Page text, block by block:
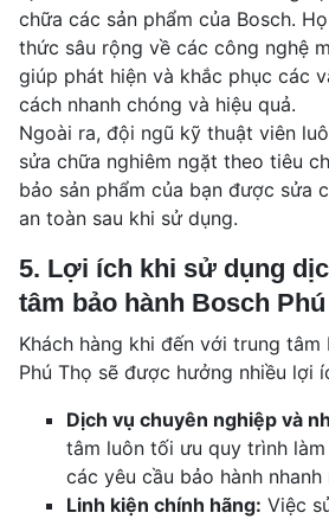
chữa các sản phẩm của Bosch.
thức sâu rộng về các công nghệ
giúp phát hiện và khắc phục các
cách nhanh chóng và hiệu quả.
Ngoài ra, đội ngũ kỹ thuật viên
sửa chữa nghiêm ngặt theo tiêu
bảo sản phẩm của bạn được sửa
an toàn sau khi sử dụng.
5. Lợi ích khi sử dụng
tâm bảo hành Bosch
Khách hàng khi đến với trung tâm
Phú Thọ sẽ được hưởng nhiều lợi
Dịch vụ chuyên nghiệp và
tâm luôn tối ưu quy trình
các yêu cầu bảo hành
Linh kiện chính hãng: Việc